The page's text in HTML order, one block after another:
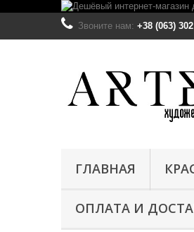
Звоните нам: +38 (063)
ГЛАВНАЯ
ОПЛАТА И